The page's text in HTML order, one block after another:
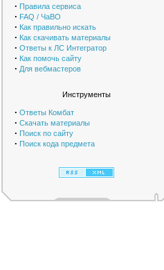
· Правила сервиса
· FAQ / ЧаВО
· Как правильно искать
· Как скачивать материалы
· Ответы к ЛС Интегратор
· Как помочь сайту
· Для вебмастеров
Инструменты
· Ответы Комбат
· Скачать материалы
· Поиск по сайту
· Поиск кода предмета